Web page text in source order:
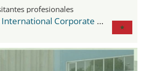
profesionales
ICEC Casablanca - International Corporate Events Center